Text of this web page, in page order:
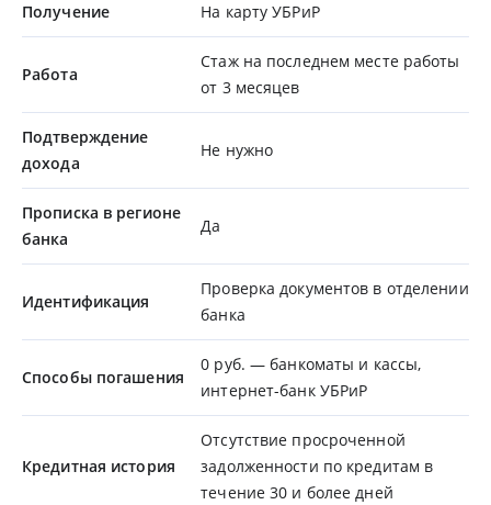
Получение На карту УБРиР
Работа
Стаж на последнем месте работы
от 3 месяцев
Подтверждение
дохода
Не нужно
Прописка в регионе
банка
Да
Идентификация
Проверка документов в отделении
банка
Способы погашения
0 руб. — банкоматы и кассы,
интернет-банк УБРиР
Кредитная история
Отсутствие просроченной
задолженности по кредитам в
течение 30 и более дней